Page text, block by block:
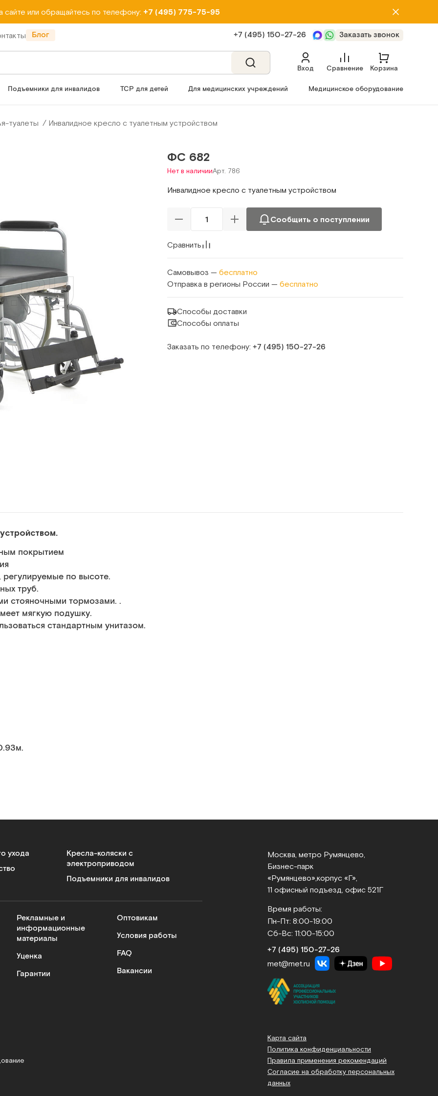
сайте или обращайтесь по телефону: +7 (495) 775-75-95
Блог +7 (495) 150‑27‑26 Заказать звонок
Вход Сравнение Корзина
Подъемники для инвалидов ТСР для детей Для медицинских учреждений Медицинское оборудование
туалеты Инвалидное кресло с туалетным устройством
ФС 682
Нет в наличииАрт. 786
Инвалидное кресло с туалетным устройством
Сообщить о поступлении
Сравнить
Самовывоз — бесплатно
Отправка в регионы России — бесплатно
Способы доставки
Способы оплаты
Заказать по телефону: +7 (495) 150‑27‑26
покрытием
по высоте.
труб.
стояночными тормозами. .
мягкую подушку.
стандартным унитазом.
ухода
Кресла-коляски с
электроприводом
Подъемники для инвалидов
Рекламные и
информационные
материалы
Уценка
Гарантии
Оптовикам
Условия работы
FAQ
Вакансии
Москва, метро Румянцево,
Бизнес‑парк
«Румянцево», корпус «Г»,
11 офисный подъезд, офис 521Г
Время работы:
Пн-Пт: 8:00-19:00
Сб-Вс: 11:00-15:00
+7 (495) 150‑27‑26
met@met.ru
Карта сайта
Политика конфиденциальности
Правила применения рекомендаций
Согласие на обработку персональных
данных